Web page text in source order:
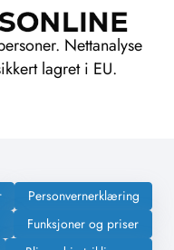
Nettanalyse
lagret i EU.
Personvernerklæring
Funksjoner og priser